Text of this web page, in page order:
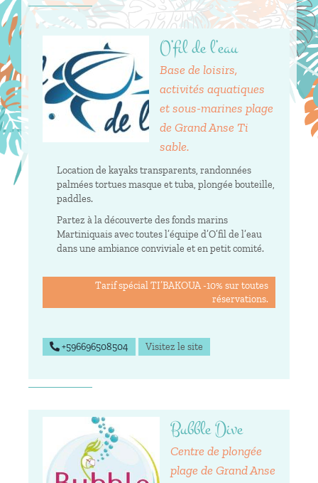
O’fil de l’eau
Base de loisirs,
activités aquatiques
et sous-marines plage
de Grand Anse Ti
sable.
Location de kayaks transparents, randonnées
palmées tortues masque et tuba, plongée bouteille,
paddles.
Partez à la découverte des fonds marins
Martiniquais avec toutes l’équipe d’O’fil de l’eau
dans une ambiance conviviale et en petit comité.
Tarif spécial TI’BAKOUA -10% sur toutes
réservations.
+596696508504 Visitez le site
Bubble Dive
Centre de plongée
plage de Grand Anse